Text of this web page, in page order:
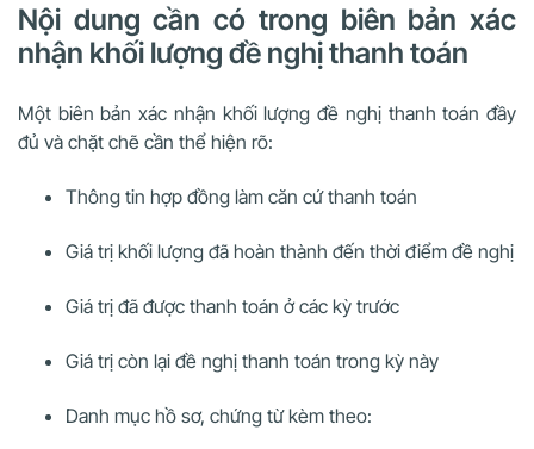
Nội dung cần có trong biên bản xác
nhận khối lượng đề nghị thanh toán
Một biên bản xác nhận khối lượng đề nghị thanh toán đầy
đủ và chặt chẽ cần thể hiện rõ:
Thông tin hợp đồng làm căn cứ thanh toán
Giá trị khối lượng đã hoàn thành đến thời điểm đề nghị
Giá trị đã được thanh toán ở các kỳ trước
Giá trị còn lại đề nghị thanh toán trong kỳ này
Danh mục hồ sơ, chứng từ kèm theo: